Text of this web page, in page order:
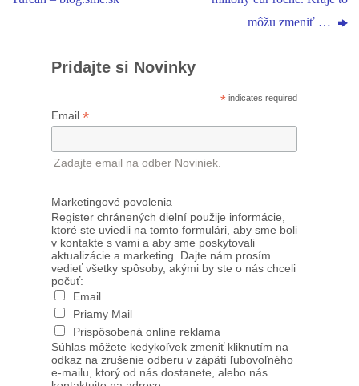
môžu zmeniť …
Pridajte si Novinky
* indicates required
Email *
Zadajte email na odber Noviniek.
Marketingové povolenia
Register chránených dielní použije informácie,
ktoré ste uviedli na tomto formulári, aby sme boli
v kontakte s vami a aby sme poskytovali
aktualizácie a marketing. Dajte nám prosím
vedieť všetky spôsoby, akými by ste o nás chceli
počuť:
Email
Priamy Mail
Prispôsobená online reklama
Súhlas môžete kedykoľvek zmeniť kliknutím na
odkaz na zrušenie odberu v zápätí ľubovoľného
e-mailu, ktorý od nás dostanete, alebo nás